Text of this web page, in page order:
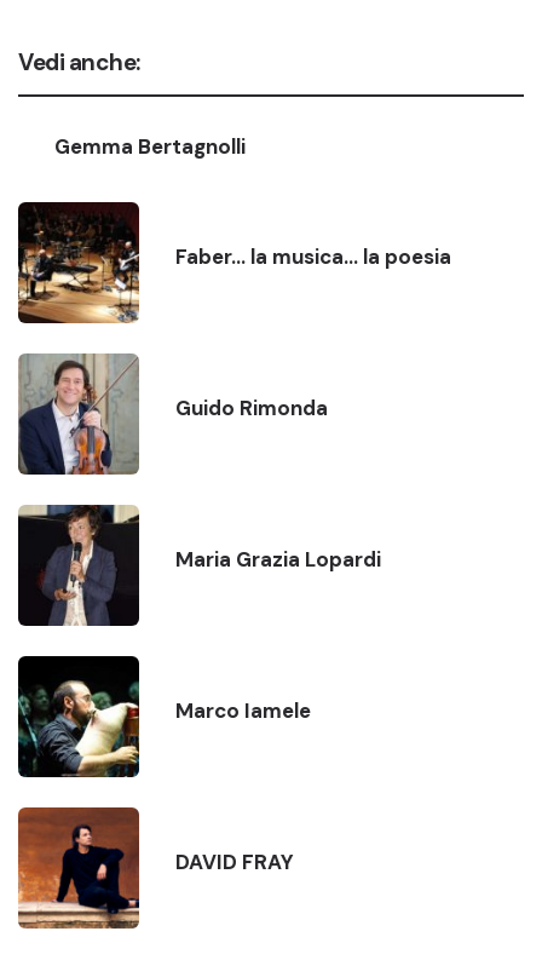
Vedi anche:
Gemma Bertagnolli
Faber… la musica… la poesia
Guido Rimonda
Maria Grazia Lopardi
Marco Iamele
DAVID FRAY